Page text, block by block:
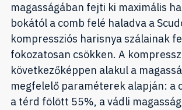
magasságában fejti ki maximális
bokától a comb felé haladva a
kompressziós harisnya szálainak
fokozatosan csökken. A
következőképpen alakul a
megfelelő paraméterek alapján: a
a térd fölött 55%, a vádli